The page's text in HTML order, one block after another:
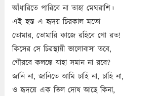
আঁধারিতে পারিবে না তাহা মেঘরাশি।
এই হস্ত এ হৃদয় চিরকাল মতো
তোমার, তোমারি কাজে রহিবে গো রত!
কিসের সে চিরস্থায়ী ভালোবাসা তবে,
গৌরবে কলঙ্কে যাহা সমান না রবে?
জানি না, জানিতে আমি চাহি না, চাহি না,
ও হৃদয়ে এক তিল দোষ আছে কিনা,